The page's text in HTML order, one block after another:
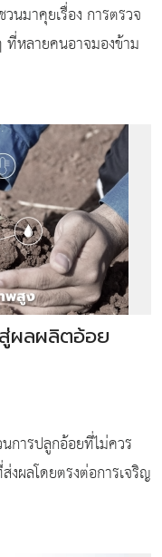
นมาคุยเรื่อง การตรวจ
ที่หลายคนอาจมองข้าม
เดียวกันก็อาจไม่ใช่
ผลผลิตอ้อย
การปลูกอ้อยที่ไม่ควร
ผลโดยตรงต่อการเจริญ
จะช่วยให้รากอ้อย